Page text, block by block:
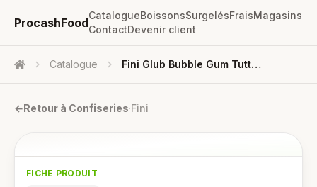
ProcashFood
CatalogueBoissonsSurgelésFraisMagasins
ContactDevenir client
Accueil Catalogue Fini Glub Bubble Gum Tutti Frutti X200
←Retour à Confiseries·Fini
FICHE PRODUIT